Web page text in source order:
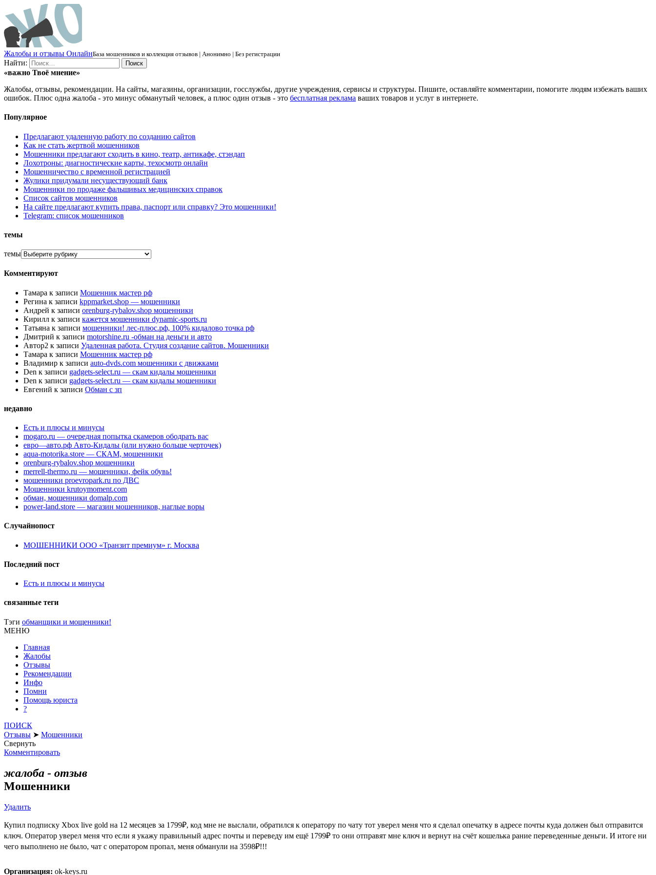
Жалобы и отзывы ОнлайнБаза мошенников и коллекция отзывов | Анонимно | Без регистрации
Найти:
«важно Твоё мнение»
Жалобы, отзывы, рекомендации. На сайты, магазины, организации, госслужбы, другие учреждения, сервисы и структуры. Пишите, оставляйте комментарии, помогите людям избежать ваших
ошибок. Плюс одна жалоба - это минус обманутый человек, а плюс один отзыв - это бесплатная реклама ваших товаров и услуг в интернете.
Популярное
Предлагают удаленную работу по созданию сайтов
Как не стать жертвой мошенников
Мошенники предлагают сходить в кино, театр, антикафе, стэндап
Лохотроны: диагностические карты, техосмотр онлайн
Мошенничество с временной регистрацией
Жулики придумали несуществующий банк
Мошенники по продаже фальшивых медицинских справок
Список сайтов мошенников
На сайте предлагают купить права, паспорт или справку? Это мошенники!
Telegram: список мошенников
темы
темы
Комментируют
Тамара к записи Мошенник мастер рф
Регина к записи kppmarket.shop — мошенники
Андрей к записи orenburg-rybalov.shop мошенники
Кирилл к записи кажется мошенники dynamic-sports.ru
Татьяна к записи мошенники! лес-плюс.рф, 100% кидалово точка рф
Дмитрий к записи motorshine.ru -обман на деньги и авто
Автор2 к записи Удаленная работа. Студия создание сайтов. Мошенники
Тамара к записи Мошенник мастер рф
Владимир к записи auto-dvds.com мошенники с движками
Den к записи gadgets-select.ru — скам кидалы мошенники
Den к записи gadgets-select.ru — скам кидалы мошенники
Евгений к записи Обман с зп
недавно
Есть и плюсы и минусы
mogaro.ru — очередная попытка скамеров ободрать вас
евро—авто.рф Авто-Кидалы (или нужно больше черточек)
aqua-motorika.store — СКАМ, мошенники
orenburg-rybalov.shop мошенники
merrell-thermo.ru — мошенники, фейк обувь!
мошенники proevropark.ru по ДВС
Мошенники krutoymoment.com
обман, мошенники domalp.com
power-land.store — магазин мошенников, наглые воры
Случайнопост
МОШЕННИКИ ООО «Транзит премиум» г. Москва
Последний пост
Есть и плюсы и минусы
связанные теги
Тэги обманщики и мощенники!
МЕНЮ
Главная
Жалобы
Отзывы
Рекомендации
Инфо
Помни
Помощь юриста
?
ПОИСК
Отзывы ➤ Мошенники
Свернуть
Комментировать
жалоба - отзыв
Мошенники
Удалить
Купил подписку Xbox live gold на 12 месяцев за 1799₽, код мне не выслали, обратился к оператору по чату тот уверел меня что я сделал опечатку в адресе почты куда должен был отправится
ключ. Оператор уверел меня что если я укажу правильный адрес почты и переведу им ещё 1799₽ то они отправят мне ключ и вернут на счёт кошелька рание переведенные деньги. И итоге ни
чего выполнено не было, чат с оператором пропал, меня обманули на 3598₽!!!
Организация: ok-keys.ru